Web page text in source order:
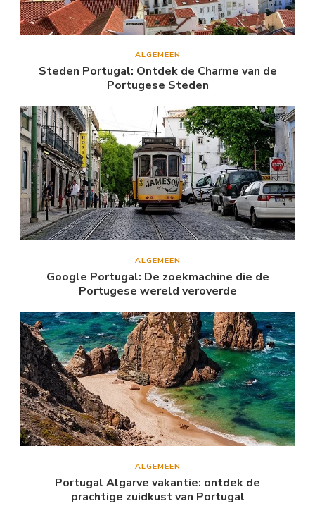
ALGEMEEN
Steden Portugal: Ontdek de Charme van de
Portugese Steden
ALGEMEEN
Google Portugal: De zoekmachine die de
Portugese wereld veroverde
ALGEMEEN
Portugal Algarve vakantie: ontdek de
prachtige zuidkust van Portugal